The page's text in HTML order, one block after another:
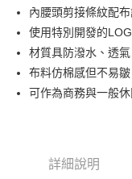
【大哥付你分期使用說明
1.本服務由台灣大哥大提
2.付款方式選擇「大哥付
流程，驗證手機門號後，
成交易。
3.實際核准額度、可分期
4.訂單成立30分鐘內，如
醒簡訊。
AFTEE先享後付
相關說明
【關於「AFTEE先享後付
AFTEE先享後付是「在收
便利好安心！
１．簡單：不需註冊會員
【「AFTEE先享後付」結
１．於結帳方式選擇「
ATM付款
內腰頭剪接條紋配
使用特別開發的
材質具防潑水、透
布料仿棉感但不易
可作為商務與一般
詳細說明